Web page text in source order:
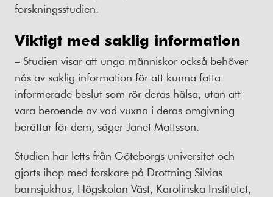
forskningsstudien.
Viktigt med saklig information
– Studien visar att unga människor också behöver
nås av saklig information för att kunna fatta
informerade beslut som rör deras hälsa, utan att
vara beroende av vad vuxna i deras omgivning
berättar för dem, säger Janet Mattsson.
Studien har letts från Göteborgs universitet och
gjorts ihop med forskare på Drottning Silvias
barnsjukhus, Högskolan Väst, Karolinska Institutet,